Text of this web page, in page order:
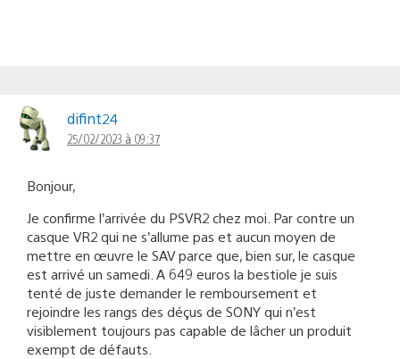
difint24
25/02/2023 à 09:37
Bonjour,
Je confirme l’arrivée du PSVR2 chez moi. Par contre un
casque VR2 qui ne s’allume pas et aucun moyen de
mettre en œuvre le SAV parce que, bien sur, le casque
est arrivé un samedi. A 649 euros la bestiole je suis
tenté de juste demander le remboursement et
rejoindre les rangs des déçus de SONY qui n’est
visiblement toujours pas capable de lâcher un produit
exempt de défauts.